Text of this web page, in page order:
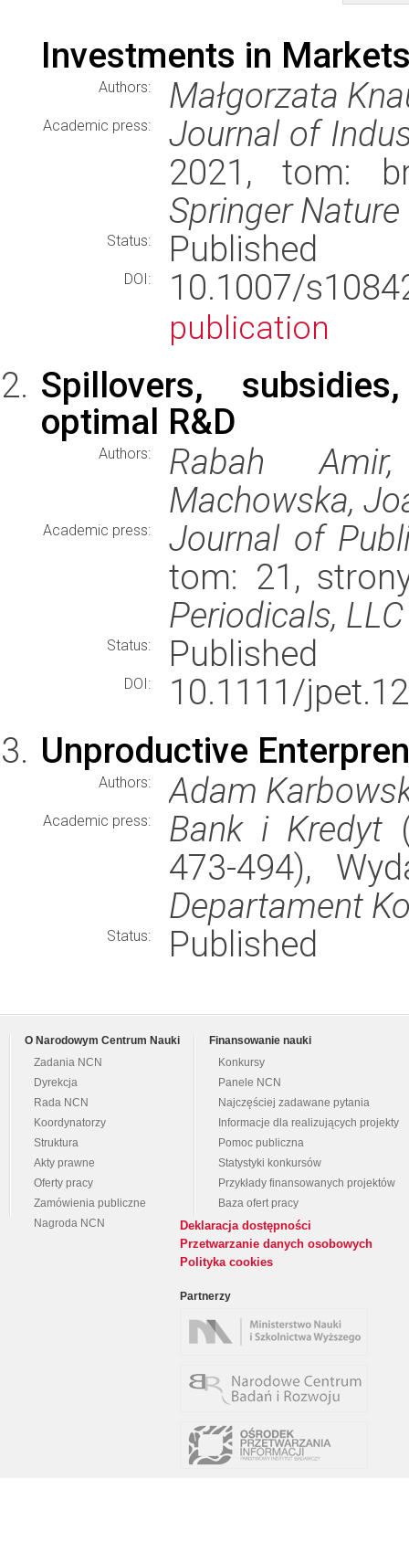
Investments in
Authors: Małgorzata
Academic press:
Journal of
2021, tom:
Springer Nature
Status: Published
DOI: 10.1007/
publication
Spillovers,
optimal R&D
Authors:
Rabah
Machowska,
Academic press:
Journal of
tom: 21,
Periodicals, LLC
Status: Published
DOI:
10.1111/
Unproductive
Authors: Adam
Academic press: Bank i Kredyt
473-494),
Departament
Status: Published
O Narodowym Centrum Nauki
Zadania NCN
Dyrekcja
Rada NCN
Koordynatorzy
Struktura
Akty prawne
Oferty pracy
Zamówienia publiczne
Nagroda NCN
Finansowanie nauki
Konkursy
Panele NCN
Najczęściej zadawane pytania
Informacje dla realizujących projekty
Pomoc publiczna
Statystyki konkursów
Przykłady finansowanych projektów
Baza ofert pracy
Deklaracja dostępności
Przetwarzanie danych osobowych
Polityka cookies
Partnerzy